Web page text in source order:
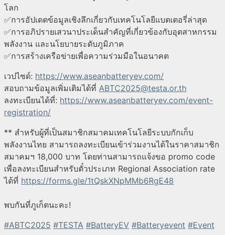
โลก
✅การอัปเดตข้อมูลเชิงลึกเกี่ยวกับเทคโนโลยีแบตเตอรี่ล่าสุด
✅การอภิปรายเสวนาประเด็นสำคัญที่เกี่ยวข้องกับอุตสาหกรรม
พลังงาน และนโยบายระดับภูมิภาค
✅การสร้างเครือข่ายเพื่อความร่วมมือในอนาคต
เวปไซด์: https://www.aseanbatteryev.com/
สอบถามข้อมูลเพิ่มเติมได้ที่ ABTC2025@testa.or.th
ลงทะเบียนได้ที่: https://www.aseanbatteryev.com/event-
registration/
** สำหรับผู้ที่เป็นสมาชิกสมาคมเทคโนโลยีระบบกักเก็บ
พลังงานไทย สามารถลงทะเบียนเข้าร่วมงานได้ในราคาสมาชิก
สมาคมฯ 18,000 บาท โดยท่านสามารถแจ้งขอ promo code
เพื่อลงทะเบียนสำหรับตั๋วประเภท Regional Association rate
ได้ที่ https://forms.gle/1tQskXNpMMb6RgE48
พบกันที่ภูเก็ตนะคะ!
#ABTC2025 #TESTA #BatteryEV #Batteryevent #Event